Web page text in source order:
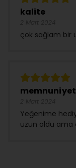
kalite
çok sağlam bir
memnuniyet
Yeğenime
uzun oldu ama